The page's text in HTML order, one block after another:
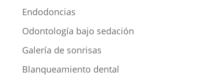
Endodoncias
Odontología bajo sedación
Galería de sonrisas
Blanqueamiento dental